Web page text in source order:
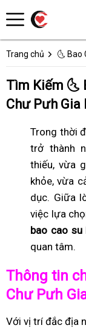
Trang chủ 🌜 Bao
Tìm Kiếm 🌜
Chư Pưh
Trong thời
trở thành
thiếu, vừa
khỏe, vừa
dục. Giữa
việc lựa
bao cao su
quan tâm.
Thông tin
Chư Pưh
Với vị trí đắc địa